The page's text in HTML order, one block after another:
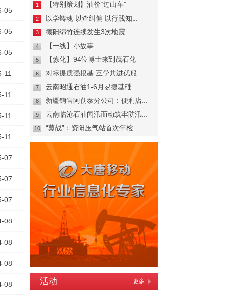
05
05
05
11
11
11
11
07
07
07
08
08
08
08
1 【特别策划】油价“过山车”
2 以学铸魂 以查纠偏 以行践知...
3 德阳绵竹连续发生3次地震
4 【一线】小故事
5 【炼化】94位博士来到茂石化
6 对标提质强根基 互学共进优服...
7 云南昭通石油1-6月易捷基础...
8 新疆销售阿勒泰分公司：便利店...
9 云南临沧石油闻汛而动筑牢防汛...
10 “蒸战”：资阳压气站首次年检...
活动 更多